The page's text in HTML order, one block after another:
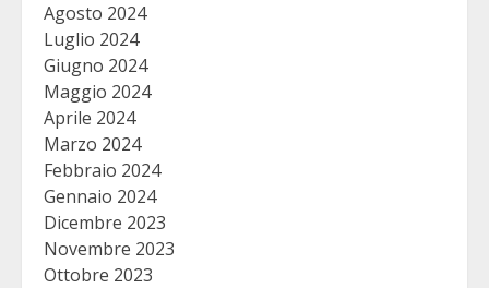
Agosto 2024
Luglio 2024
Giugno 2024
Maggio 2024
Aprile 2024
Marzo 2024
Febbraio 2024
Gennaio 2024
Dicembre 2023
Novembre 2023
Ottobre 2023